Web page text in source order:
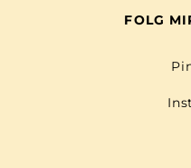
FOLG